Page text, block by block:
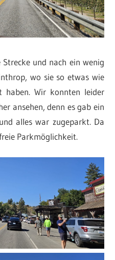
und nach ein wenig
wo sie so etwas wie
haben. Wir konnten leider
ansehen, denn es gab ein
alles war zugeparkt. Da
Parkmöglichkeit.